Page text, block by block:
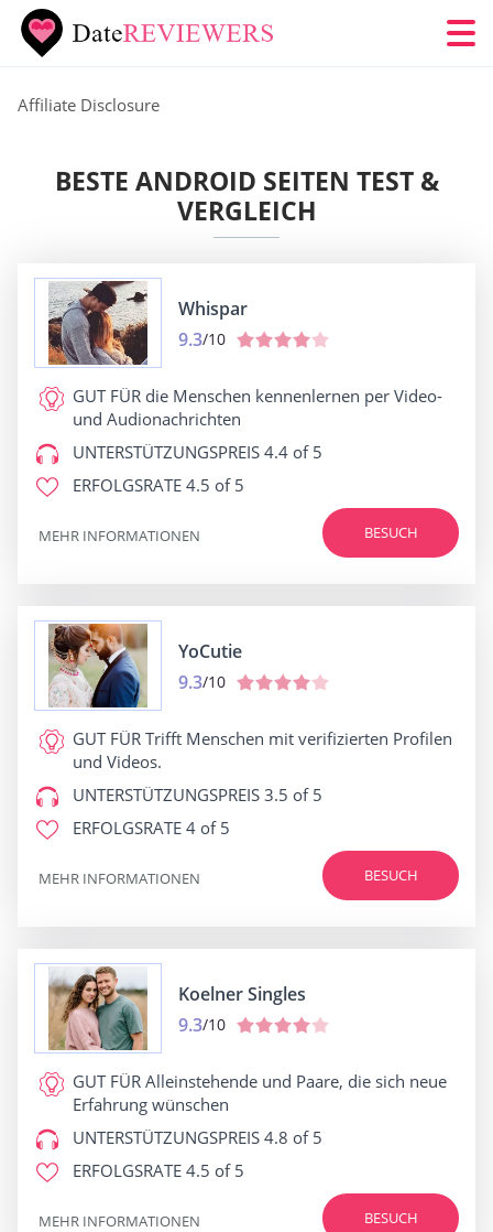
Affiliate Disclosure
BESTE ANDROID SEITEN TEST &
VERGLEICH
Whispar
9.3/10
GUT FÜR die Menschen kennenlernen per Video-
und Audionachrichten
UNTERSTÜTZUNGSPREIS 4.4 of 5
ERFOLGSRATE 4.5 of 5
BESUCH
MEHR INFORMATIONEN
YoCutie
9.3/10
GUT FÜR Trifft Menschen mit verifizierten Profilen
und Videos.
UNTERSTÜTZUNGSPREIS 3.5 of 5
ERFOLGSRATE 4 of 5
BESUCH
MEHR INFORMATIONEN
Koelner Singles
9.3/10
GUT FÜR Alleinstehende und Paare, die sich neue
Erfahrung wünschen
UNTERSTÜTZUNGSPREIS 4.8 of 5
ERFOLGSRATE 4.5 of 5
BESUCH
MEHR INFORMATIONEN